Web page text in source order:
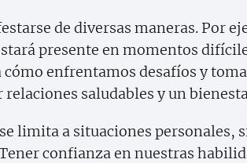
de diversas maneras. Por
presente en momentos
enfrentamos desafíos y
saludables y un
limita a situaciones personales,
confianza en nuestras